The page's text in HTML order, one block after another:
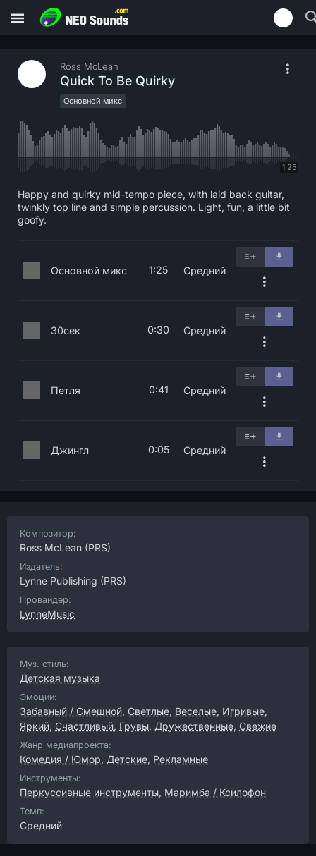
Ross McLean
Quick To Be Quirky
Основной микс
1:25
Happy and quirky mid-tempo piece, with laid back guitar,
twinkly top line and simple percussion. Light, fun, a little bit
goofy.
Основной микс 1:25 Средний
30сек 0:30 Средний
Петля 0:41 Средний
Джингл 0:05 Средний
Композитор:
Ross McLean (PRS)
Издатель:
Lynne Publishing (PRS)
Провайдер:
LynneMusic
Муз. стиль:
Детская музыка
Эмоции:
Забавный / Смешной, Светлые, Веселые, Игривые,
Яркий, Счастливый, Грувы, Дружественные, Свежие
Жанр медиапроекта:
Комедия / Юмор, Детские, Рекламные
Инструменты:
Перкуссивные инструменты, Маримба / Ксилофон
Темп:
Средний